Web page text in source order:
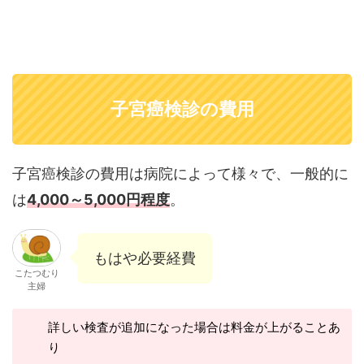
子宮癌検診の費用
子宮癌検診の費用は病院によって様々で、一般的に
は4,000～5,000円程度。
こたつむり
主婦
もはや必要経費
詳しい検査が追加になった場合は料金が上がることあ
り